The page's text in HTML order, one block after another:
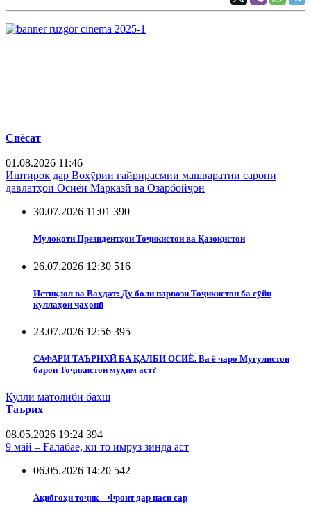
Сиёсат
01.08.2026 11:46
Иштирок дар Вохӯрии ғайрирасмии машваратии сарони
давлатҳои Осиёи Марказӣ ва Озарбойҷон
30.07.2026 11:01 390
Мулоқоти Президентҳои Тоҷикистон ва Қазоқистон
26.07.2026 12:30 516
Истиқлол ва Ваҳдат: Ду боли парвози Тоҷикистон ба сӯйи
қуллаҳои ҷаҳонӣ
23.07.2026 12:56 395
САФАРИ ТАЪРИХӢ БА ҚАЛБИ ОСИЁ. Ва ё чаро Муғулистон
барои Тоҷикистон муҳим аст?
Кулли матолиби бахш
Таърих
08.05.2026 19:24 394
9 май – Ғалабае, ки то имрӯз зинда аст
06.05.2026 14:20 542
Ақибгоҳи тоҷик – Фронт дар паси сар